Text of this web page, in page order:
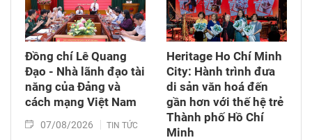
Đồng chí Lê Quang
Đạo - Nhà lãnh đạo tài
năng của Đảng và
cách mạng Việt Nam​
07/08/2026 TIN TỨC
Heritage Ho Chí Minh
City: Hành trình đưa
di sản văn hoá đến
gần hơn với thế hệ trẻ
Thành phố Hồ Chí
Minh